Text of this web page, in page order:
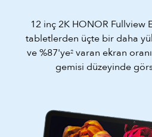
12 inç 2K HONOR Fullview
tabletlerden üçte bir daha
ve %87'ye2varan ekran
gemisi düzeyinde